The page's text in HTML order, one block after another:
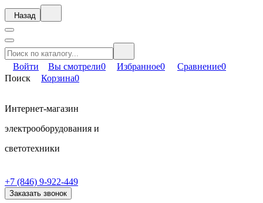
Назад
Войти Вы смотрели0 Избранное0 Сравнение0
Поиск
Корзина0
Интернет-магазин
электрооборудования и
светотехники
+7 (846) 9-922-449
Заказать звонок